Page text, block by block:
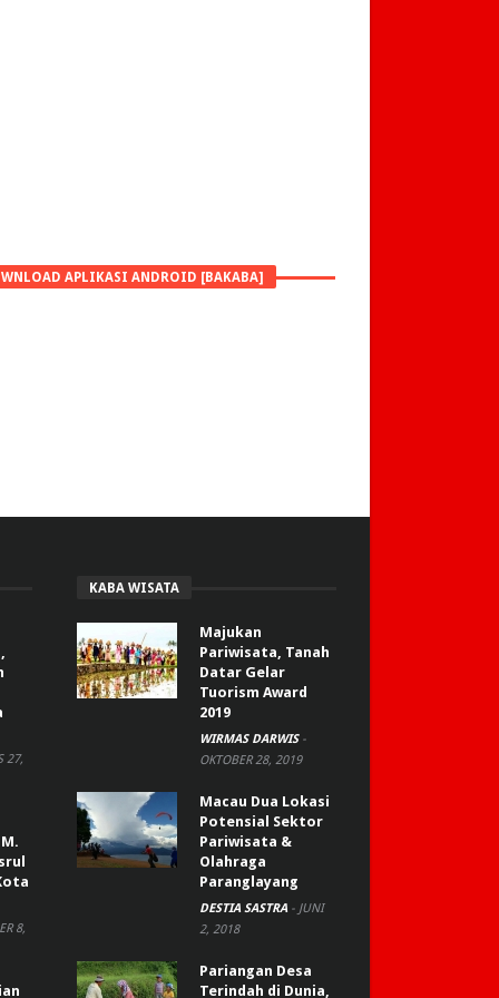
APLIKASI ANDROID [BAKABA]
27,
8,
KABA WISATA
Majukan
Pariwisata, Tanah
Datar Gelar
Tuorism Award
2019
WIRMAS DARWIS -
OKTOBER 28, 2019
Macau Dua Lokasi
Potensial Sektor
Pariwisata &
Olahraga
Paranglayang
DESTIA SASTRA - JUNI
2, 2018
Pariangan Desa
Terindah di Dunia,